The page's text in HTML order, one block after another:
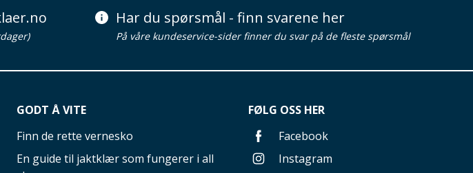
Har du spørsmål - finn svarene her
På våre kundeservice-sider finner du svar på de fleste spørsmål
GODT Å VITE
Finn de rette vernesko
En guide til jaktklær som fungerer i all
FØLG OSS HER
Facebook
Instagram